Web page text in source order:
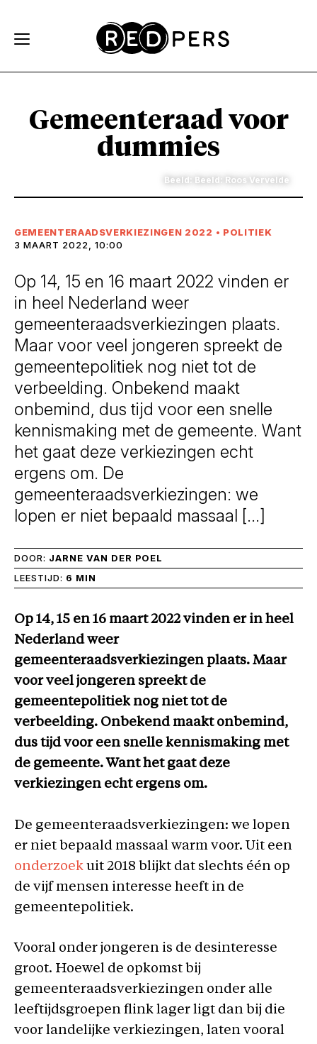
Gemeenteraad voor
dummies
Beeld: Beeld: Roos Vervelde
GEMEENTERAADSVERKIEZINGEN 2022 • POLITIEK
3 MAART 2022, 10:00
Op 14, 15 en 16 maart 2022 vinden er
in heel Nederland weer
gemeenteraadsverkiezingen plaats.
Maar voor veel jongeren spreekt de
gemeentepolitiek nog niet tot de
verbeelding. Onbekend maakt
onbemind, dus tijd voor een snelle
kennismaking met de gemeente. Want
het gaat deze verkiezingen echt
ergens om. De
gemeenteraadsverkiezingen: we
lopen er niet bepaald massaal […]
DOOR: JARNE VAN DER POEL
LEESTIJD: 6 MIN
Op 14, 15 en 16 maart 2022 vinden er in heel
Nederland weer
gemeenteraadsverkiezingen plaats. Maar
voor veel jongeren spreekt de
gemeentepolitiek nog niet tot de
verbeelding. Onbekend maakt onbemind,
dus tijd voor een snelle kennismaking met
de gemeente. Want het gaat deze
verkiezingen echt ergens om.
De gemeenteraadsverkiezingen: we lopen
er niet bepaald massaal warm voor. Uit een
onderzoek uit 2018 blijkt dat slechts één op
de vijf mensen interesse heeft in de
gemeentepolitiek.
Vooral onder jongeren is de desinteresse
groot. Hoewel de opkomst bij
gemeenteraadsverkiezingen onder alle
leeftijdsgroepen flink lager ligt dan bij die
voor landelijke verkiezingen, laten vooral